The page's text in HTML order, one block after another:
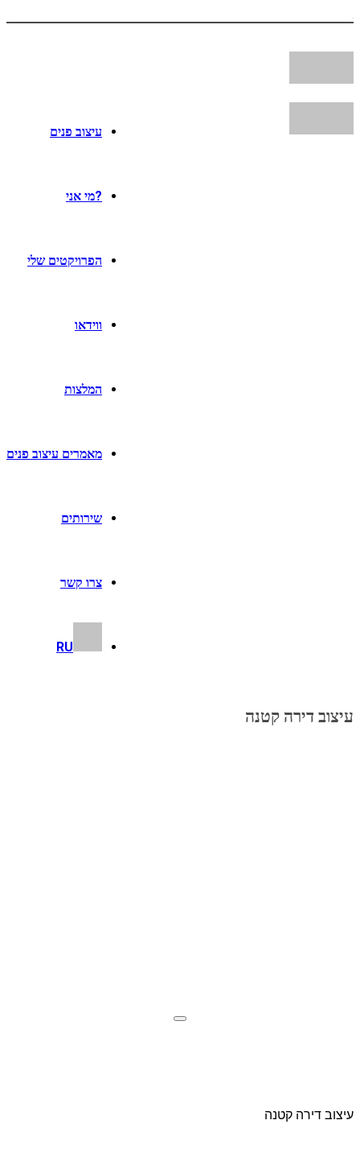
עיצוב פנים
?מי אני
הפרויקטים שלי
ווידאו
המלצות
מאמרים עיצוב פנים
שירותים
צרו קשר
RU
עיצוב דירה קטנה
עיצוב דירה קטנה